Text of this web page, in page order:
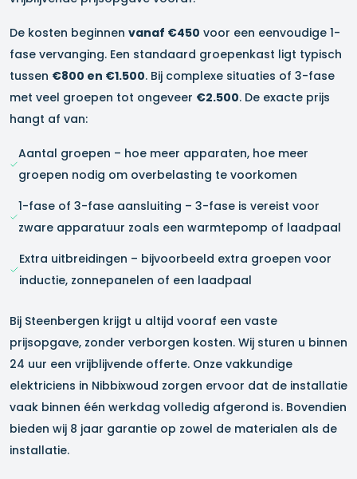
De kosten beginnen vanaf €450 voor een eenvoudige 1-
fase vervanging. Een standaard groepenkast ligt typisch
tussen €800 en €1.500. Bij complexe situaties of 3-fase
met veel groepen tot ongeveer €2.500. De exacte prijs
hangt af van:
Aantal groepen – hoe meer apparaten, hoe meer
groepen nodig om overbelasting te voorkomen
1-fase of 3-fase aansluiting – 3-fase is vereist voor
zware apparatuur zoals een warmtepomp of laadpaal
Extra uitbreidingen – bijvoorbeeld extra groepen voor
inductie, zonnepanelen of een laadpaal
Bij Steenbergen krijgt u altijd vooraf een vaste
prijsopgave, zonder verborgen kosten. Wij sturen u binnen
24 uur een vrijblijvende offerte. Onze vakkundige
elektriciens in Nibbixwoud zorgen ervoor dat de installatie
vaak binnen één werkdag volledig afgerond is. Bovendien
bieden wij 8 jaar garantie op zowel de materialen als de
installatie.